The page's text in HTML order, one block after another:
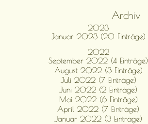
Archiv
2023
Januar 2023 (20 Einträge)
2022
September 2022 (4 Einträge)
August 2022 (3 Einträge)
Juli 2022 (7 Einträge)
Juni 2022 (2 Einträge)
Mai 2022 (6 Einträge)
April 2022 (7 Einträge)
Januar 2022 (3 Einträge)